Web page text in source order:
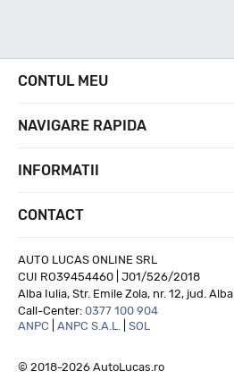
CONTUL MEU
NAVIGARE RAPIDA
INFORMATII
CONTACT
AUTO LUCAS ONLINE SRL
CUI RO39454460 | J01/526/2018
Alba Iulia, Str. Emile Zola, nr. 12, jud. Alba
Call-Center: 0377 100 904
ANPC
ANPC S.A.L. SOL
© 2018-2026 AutoLucas.ro